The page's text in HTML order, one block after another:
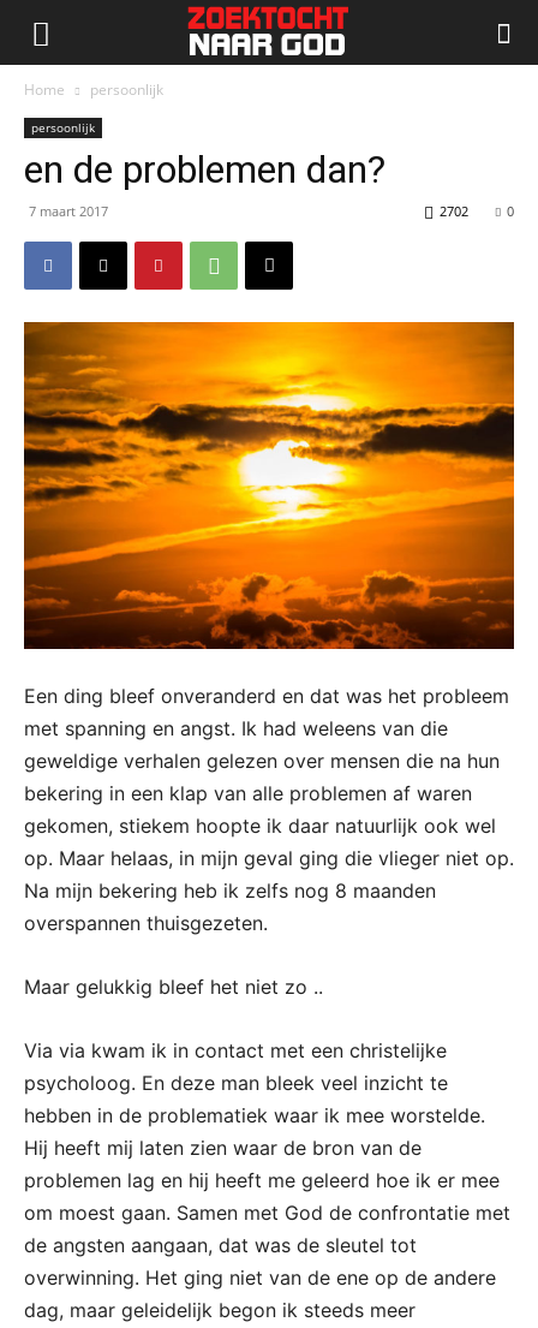
Home persoonlijk
persoonlijk
en de problemen dan?
7 maart 2017 0
2702
Een ding bleef onveranderd en dat was het probleem
met spanning en angst. Ik had weleens van die
geweldige verhalen gelezen over mensen die na hun
bekering in een klap van alle problemen af waren
gekomen, stiekem hoopte ik daar natuurlijk ook wel
op. Maar helaas, in mijn geval ging die vlieger niet op.
Na mijn bekering heb ik zelfs nog 8 maanden
overspannen thuisgezeten.
Maar gelukkig bleef het niet zo ..
Via via kwam ik in contact met een christelijke
psycholoog. En deze man bleek veel inzicht te
hebben in de problematiek waar ik mee worstelde.
Hij heeft mij laten zien waar de bron van de
problemen lag en hij heeft me geleerd hoe ik er mee
om moest gaan. Samen met God de confrontatie met
de angsten aangaan, dat was de sleutel tot
overwinning. Het ging niet van de ene op de andere
dag, maar geleidelijk begon ik steeds meer